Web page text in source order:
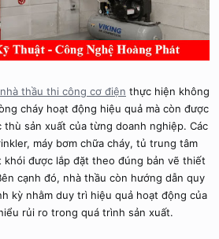
nhà thầu thi công cơ điện thực hiện không
cháy hoạt động hiệu quả mà còn được
sản xuất của từng doanh nghiệp. Các
máy bơm chữa cháy, tủ trung tâm
khói được lắp đặt theo đúng bản vẽ thiết
cạnh đó, nhà thầu còn hướng dẫn quy
kỳ nhằm duy trì hiệu quả hoạt động của
rủi ro trong quá trình sản xuất.